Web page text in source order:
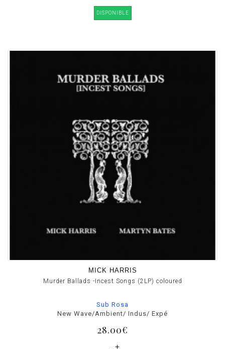
DISPONIBLE
MICK HARRIS
Murder Ballads -Incest Songs (2LP) coloured
Sub Rosa
New Wave/Ambient/ Indus/ Expé
28.00€